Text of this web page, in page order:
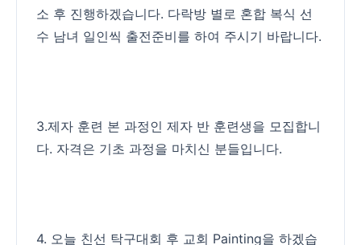
소 후 진행하겠습니다. 다락방 별로 혼합 복식 선
수 남녀 일인씩 출전준비를 하여 주시기 바랍니다.
3.제자 훈련 본 과정인 제자 반 훈련생을 모집합니
다. 자격은 기초 과정을 마치신 분들입니다.
4. 오늘 친선 탁구대회 후 교회 Painting을 하겠습